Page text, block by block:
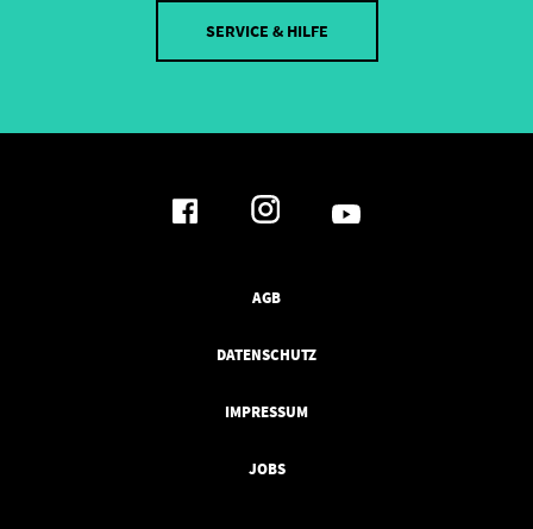
SERVICE & HILFE
AGB
DATENSCHUTZ
IMPRESSUM
JOBS